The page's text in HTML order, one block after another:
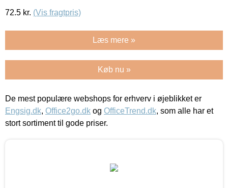
72.5 kr. (Vis fragtpris)
Læs mere »
Køb nu »
De mest populære webshops for erhverv i øjeblikket er
Engsig.dk, Office2go.dk og OfficeTrend.dk, som alle har et
stort sortiment til gode priser.